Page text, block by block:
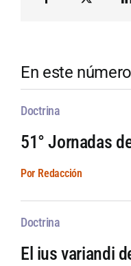
En este número
Doctrina
51° Jornadas
Por Redacción
Doctrina
El ius variandi